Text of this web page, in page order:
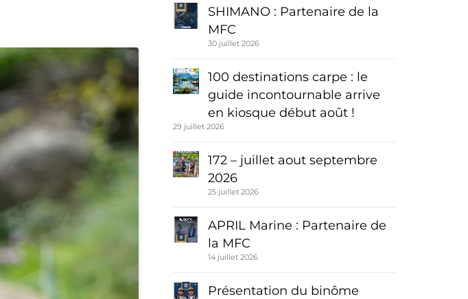
SHIMANO : Partenaire de la
MFC
30 juillet 2026
100 destinations carpe : le
guide incontournable arrive
en kiosque début août !
29 juillet 2026
172 – juillet aout septembre
2026
25 juillet 2026
APRIL Marine : Partenaire de
la MFC
14 juillet 2026
Présentation du binôme